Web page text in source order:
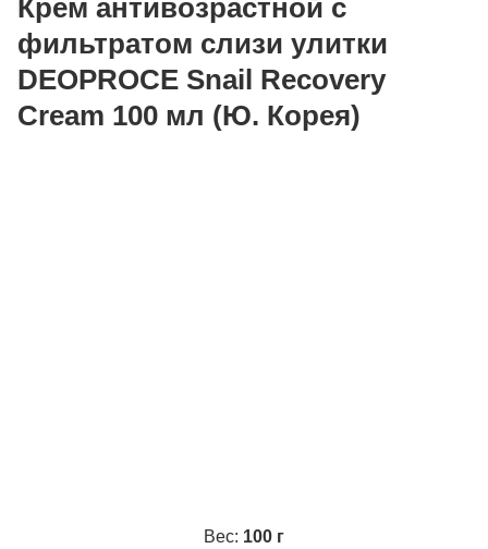
Крем антивозрастной с
фильтратом слизи улитки
DEOPROCE Snail Recovery
Cream 100 мл (Ю. Корея)
Вес: 100 г